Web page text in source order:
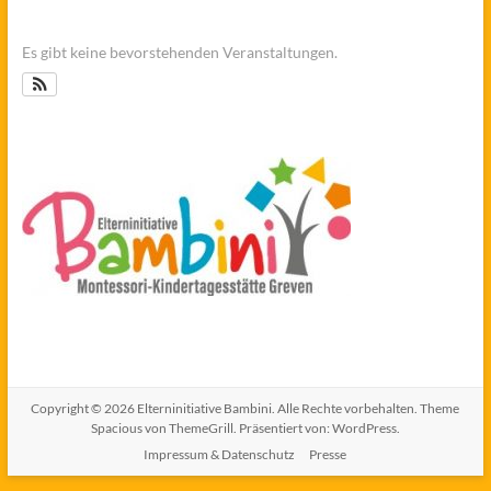
Es gibt keine bevorstehenden Veranstaltungen.
Copyright © 2026 Elterninitiative Bambini. Alle Rechte vorbehalten. Theme
Spaciousvon ThemeGrill. Präsentiert von: WordPress.
Impressum & Datenschutz
Presse